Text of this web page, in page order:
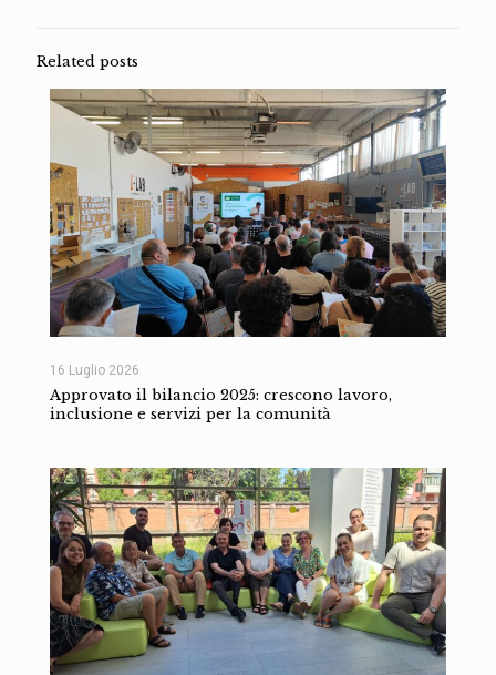
Related posts
16 Luglio 2026
Approvato il bilancio 2025: crescono lavoro,
inclusione e servizi per la comunità